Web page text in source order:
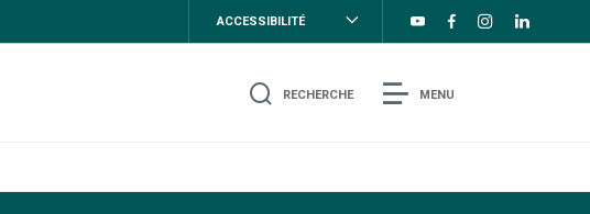
ACCESSIBILITÉ
RECHERCHE MENU